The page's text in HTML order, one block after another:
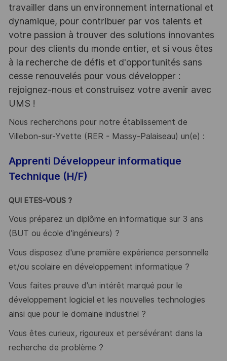
travailler dans un environnement international et
dynamique, pour contribuer par vos talents et
votre passion à trouver des solutions innovantes
pour des clients du monde entier, et si vous êtes
à la recherche de défis et d'opportunités sans
cesse renouvelés pour vous développer :
rejoignez-nous et construisez votre avenir avec
UMS !
Nous recherchons pour notre établissement de
Villebon-sur-Yvette (RER - Massy-Palaiseau) un(e) :
Apprenti Développeur informatique
Technique (H/F)
QUI ETES-VOUS ?
Vous préparez un diplôme en informatique sur 3 ans
(BUT ou école d'ingénieurs) ?
Vous disposez d'une première expérience personnelle
et/ou scolaire en développement informatique ?
Vous faites preuve d'un intérêt marqué pour le
développement logiciel et les nouvelles technologies
ainsi que pour le domaine industriel ?
Vous êtes curieux, rigoureux et persévérant dans la
recherche de problème ?